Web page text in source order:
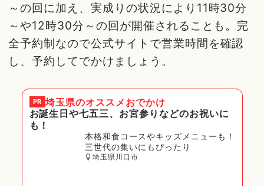
～の回に加え、実成りの状況により11時30分
～や12時30分～の回が開催されることも。完
全予約制なので公式サイトで営業時間を確認
し、予約してでかけましょう。
PR 埼玉県のオススメおでかけ
お誕生日や七五三、お宮参りなどのお祝いに
も！
本格和食コースやキッズメニューも！
三世代の集いにもぴったり
埼玉県川口市